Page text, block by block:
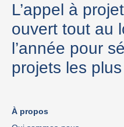
L’appel à
ouvert tout au
l’année pour
projets les plus
À propos